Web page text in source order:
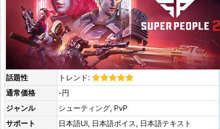
話題性
トレンド:
通常価格
-円
ジャンル
シューティング, PvP
サポート
日本語UI, 日本語ボイス, 日本語テキスト